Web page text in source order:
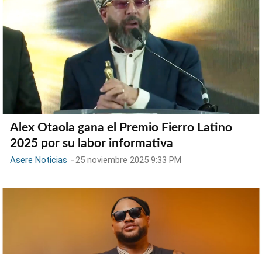
Alex Otaola gana el Premio Fierro Latino
2025 por su labor informativa
Asere Noticias - 25 noviembre 2025 9:33 PM